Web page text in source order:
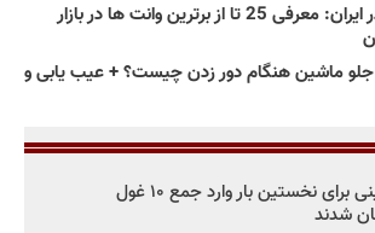
بهترین وانت ها در ایران: معرفی 25 تا از برترین وانت ها در بازار
ماشین هنگام دور زدن چیست؟ + عیب یابی و
۳ خودروساز چینی برای نخستین بار وارد جمع ۱۰ غول
شدند